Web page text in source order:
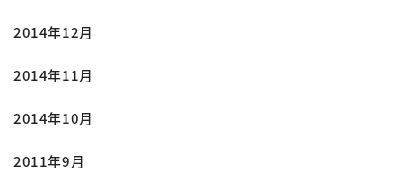
2014年12月
2014年11月
2014年10月
2011年9月